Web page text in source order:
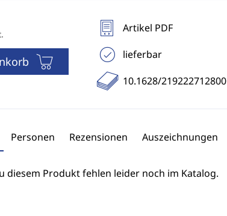
Artikel PDF
lieferbar
10.1628/
Personen Rezensionen Auszeichnungen
diesem Produkt fehlen leider noch im Katalog.